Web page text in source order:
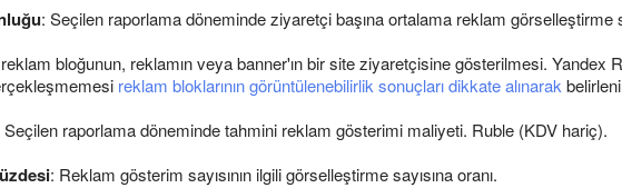
: Seçilen raporlama döneminde ziyaretçi başına ortalama reklam görselleştirme
bloğunun, reklamın veya banner'ın bir site ziyaretçisine gösterilmesi. Yandex
reklam bloklarının görüntülenebilirlik sonuçları dikkate alınarak
Seçilen raporlama döneminde tahmini reklam gösterimi maliyeti. Ruble (KDV hariç).
: Reklam gösterim sayısının ilgili görselleştirme sayısına oranı.